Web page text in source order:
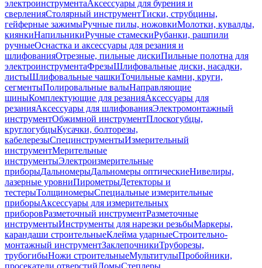
электроинструментаАксессуары для бурения и
сверленияСтолярный инструментТиски, струбцины,
гейферные зажимыРучные пилы, ножовкиМолотки, кувалды,
киянкиНапильникиРучные стамескиРубанки, рашпили
ручныеОснастка и аксессуары для резания и
шлифованияОтрезные, пильные дискиПильные полотна для
электроинструментаФрезыШлифовальные диски, насадки,
листыШлифовальные чашкиТочильные камни, круги,
сегментыПолировальные валыНаправляющие
шиныКомплектующие для резанияАксессуары для
резанияАксессуары для шлифованияЭлектромонтажный
инструментОбжимной инструментПлоскогубцы,
круглогубцыКусачки, болторезы,
кабелерезыСпецинструментыИзмерительный
инструментМерительные
инструментыЭлектроизмерительные
приборыДальномерыДальномеры оптическиеНивелиры,
лазерные уровниПирометрыДетекторы и
тестерыТолщиномерыСпециальные измерительные
приборыАксессуары для измерительных
приборовРазметочный инструментРазметочные
инструментыИнструменты для нарезки резьбыМаркеры,
карандаши строительныеКлейма ударныеСтроительно-
монтажный инструментЗаклепочникиТруборезы,
трубогибыНожи строительныеМультитулыПробойники,
просекатели отверстийЛомыСтеплеры